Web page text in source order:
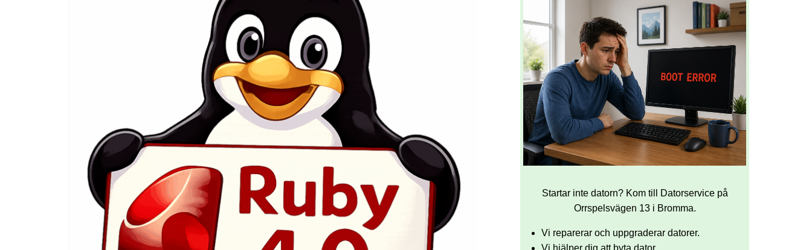
Startar inte datorn? Kom till Datorservice på
Orrspelsvägen 13 i Bromma.
Vi reparerar och uppgraderar datorer.